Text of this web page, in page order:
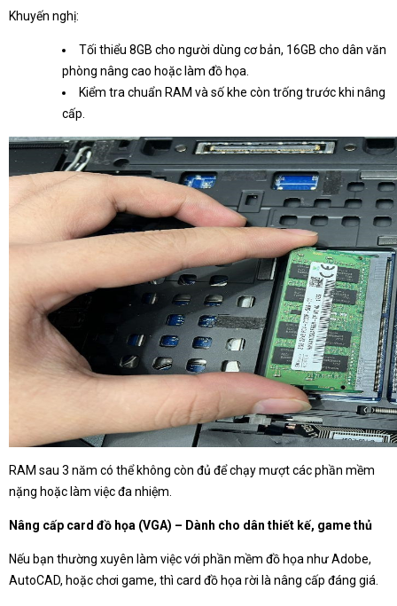
Khuyến nghị:
Tối thiểu 8GB cho người dùng cơ bản, 16GB cho dân văn
phòng nâng cao hoặc làm đồ họa.
Kiểm tra chuẩn RAM và số khe còn trống trước khi nâng
cấp.
RAM sau 3 năm có thể không còn đủ để chạy mượt các phần mềm
nặng hoặc làm việc đa nhiệm.
Nâng cấp card đồ họa (VGA) – Dành cho dân thiết kế, game thủ
Nếu bạn thường xuyên làm việc với phần mềm đồ họa như Adobe,
AutoCAD, hoặc chơi game, thì card đồ họa rời là nâng cấp đáng giá.